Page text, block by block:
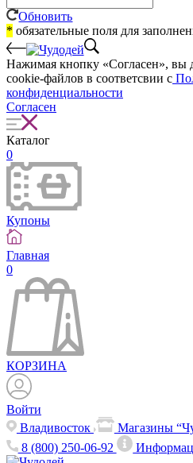
Обновить
* обязательные поля для
Нажимая кнопку «Согласен», вы
cookie-файлов в соответсвии с
конфиденциальности
Согласен
Каталог
0
Купоны
Главная
0
КОРЗИНА
Войти
Владивосток
Магазины
8 (800) 250-06-92